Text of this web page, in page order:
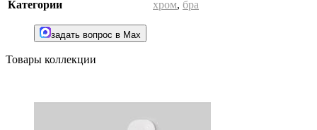
Категории хром, бра
задать вопрос в Max
Товары коллекции